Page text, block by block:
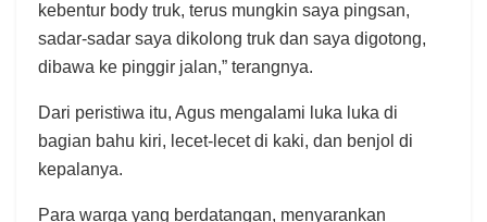
kebentur body truk, terus mungkin saya pingsan,
sadar-sadar saya dikolong truk dan saya digotong,
dibawa ke pinggir jalan,” terangnya.
Dari peristiwa itu, Agus mengalami luka luka di
bagian bahu kiri, lecet-lecet di kaki, dan benjol di
kepalanya.
Para warga yang berdatangan, menyarankan